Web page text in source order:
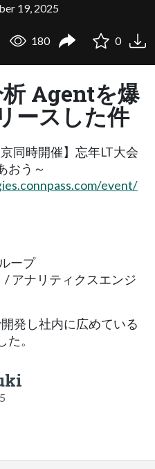
19, 2025
180 0
Agentを爆
ースした件
同時開催】忘年LT大会
おう～
event/
ープ
/ アナリティクスエンジ
発し社内に広めている
。